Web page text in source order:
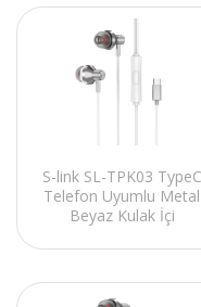
S-link SL-TPK03 TypeC
Telefon Uyumlu Metal
Beyaz Kulak İçi